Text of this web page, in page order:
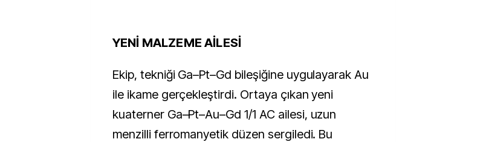
YENİ MALZEME AİLESİ
Ekip, tekniği Ga–Pt–Gd bileşiğine uygulayarak Au
ile ikame gerçekleştirdi. Ortaya çıkan yeni
kuaterner Ga–Pt–Au–Gd 1/1 AC ailesi, uzun
menzilli ferromanyetik düzen sergiledi. Bu